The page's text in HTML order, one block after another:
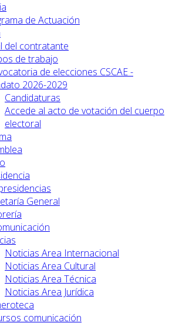
de Actuación
del contratante
de trabajo
de elecciones CSCAE -
2026-2029
Candidaturas
Accede al acto de votación del cuerpo
electoral
General
Noticias Area Internacional
Noticias Area Cultural
Noticias Area Técnica
Noticias Area Jurídica
comunicación